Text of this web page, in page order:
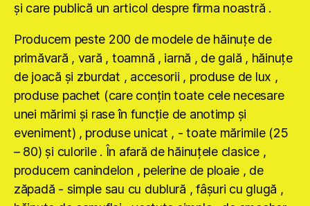
şi care publică un articol despre firma noastră .
Producem peste 200 de modele de hăinuţe de
primăvară , vară , toamnă , iarnă , de gală , hăinuţe
de joacă şi zburdat , accesorii , produse de lux ,
produse pachet (care conţin toate cele necesare
unei mărimi şi rase în funcţie de anotimp şi
eveniment) , produse unicat , - toate mărimile (25
– 80) şi culorile . În afară de hăinuţele clasice ,
producem canindelon , pelerine de ploaie , de
zăpadă - simple sau cu dublură , fâşuri cu glugă ,